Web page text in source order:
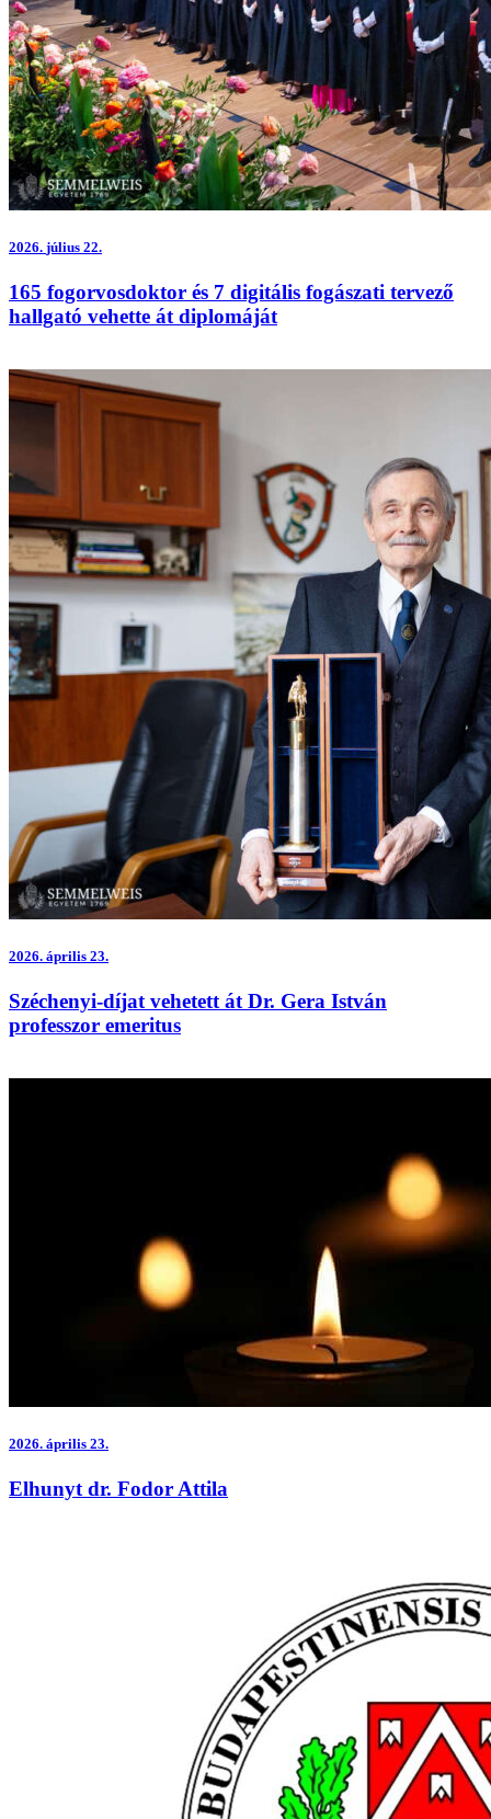
2026. július 22.
165 fogorvosdoktor és 7 digitális fogászati tervező
hallgató vehette át diplomáját
2026. április 23.
Széchenyi-díjat vehetett át Dr. Gera István
professzor emeritus
2026. április 23.
Elhunyt dr. Fodor Attila